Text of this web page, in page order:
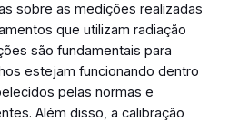
sobre as medições realizadas
que utilizam radiação
são fundamentais para
estejam funcionando dentro
pelas normas e
Além disso, a calibração